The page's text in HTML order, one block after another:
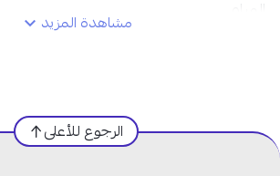
غلاية ماء
مشاهدة المزيد
الرجوع للأعلى